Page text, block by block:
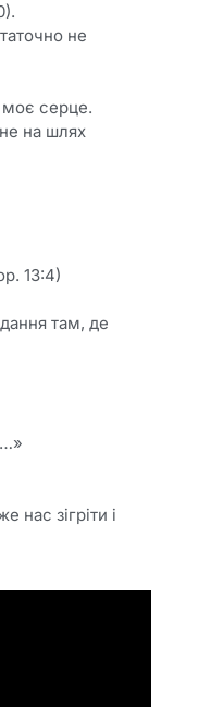
не
моє серце.
на шлях
13:4)
там, де
зігріти і